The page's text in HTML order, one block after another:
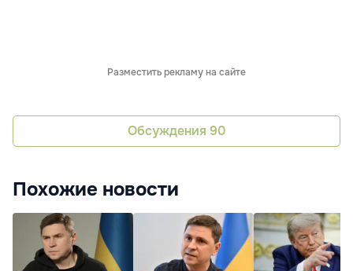
Разместить рекламу на сайте
Обсуждения 90
Похожие новости